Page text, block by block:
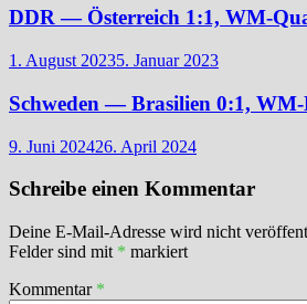
DDR — Österreich 1:1, WM-
1. August 20235. Januar 2023
Schweden — Brasilien 0:1,
9. Juni 202426. April 2024
Schreibe einen Kommentar
Deine E-Mail-Adresse wird nicht
Felder sind mit * markiert
Kommentar *